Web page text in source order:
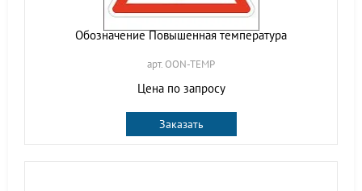
Обозначение Повышенная температура
арт. OON-TEMP
Цена по запросу
Заказать